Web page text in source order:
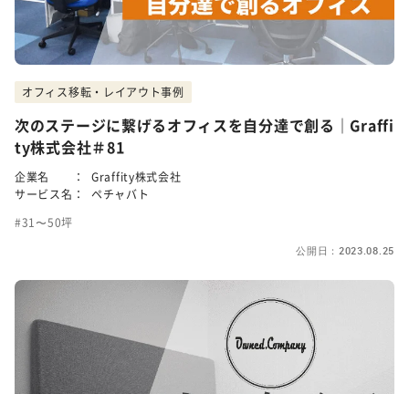
オフィス移転・レイアウト事例
次のステージに繋げるオフィスを自分達で創る｜Graffi
ty株式会社＃81
企業名 ：
Graffity株式会社
サービス名：
ペチャバト
31〜50坪
公開日：2023.08.25